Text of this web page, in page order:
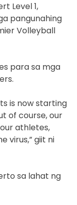
Level 1,
pangunahing
Volleyball
para sa mga
is now starting
of course, our
athletes,
virus,” giit ni
sa lahat ng